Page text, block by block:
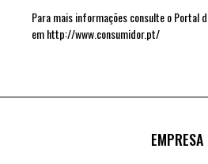
Para mais informações consulte o Portal
emhttp://www.consumidor.pt/
EMPRESA